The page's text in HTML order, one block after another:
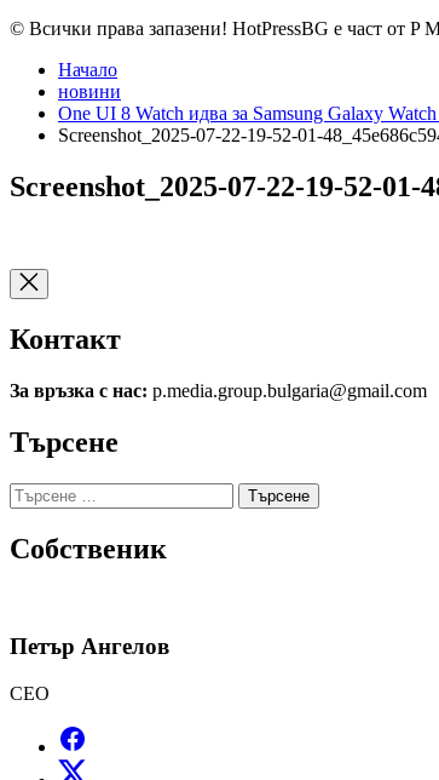
© Всички права запазени! HotPressBG е част от P
Начало
новини
One UI 8 Watch идва за Samsung Galaxy
Screenshot_2025-07-22-19-52-01-
Screenshot_2025-07-22-19-52-01-
Контакт
За връзка с нас: p.media.group.bulgaria@gmail.com
Търсене
Търсене
за:
Собственик
Петър Ангелов
CEO